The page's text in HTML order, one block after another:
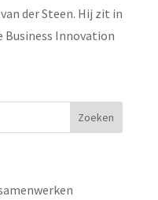
der Steen. Hij zit in
Business Innovation